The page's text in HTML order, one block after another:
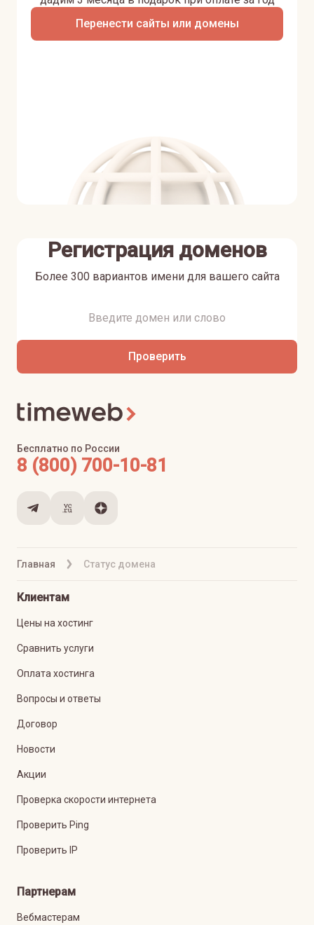
Перенести сайты или домены
Регистрация доменов
Более 300 вариантов имени для вашего сайта
Проверить
Главная Статус домена
Бесплатно по России
8 (800) 700-10-81
Клиентам
Цены на хостинг
Сравнить услуги
Оплата хостинга
Вопросы и ответы
Договор
Новости
Акции
Проверка скорости интернета
Проверить Ping
Проверить IP
Партнерам
Вебмастерам